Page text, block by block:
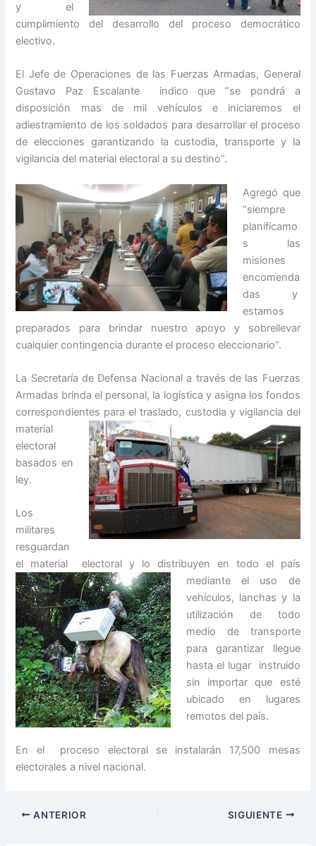
y el
cumplimiento del desarrollo del proceso democrático
electivo.
El Jefe de Operaciones de las Fuerzas Armadas, General
Gustavo Paz Escalante indico que “se pondrá a
disposición mas de mil vehículos e iniciaremos el
adiestramiento de los soldados para desarrollar el proceso
de elecciones garantizando la custodia, transporte y la
vigilancia del material electoral a su destino”.
Agregó que
“siempre
planificamo
s las
misiones
encomenda
das y
estamos
preparados para brindar nuestro apoyo y sobrellevar
cualquier contingencia durante el proceso eleccionario”.
La Secretaría de Defensa Nacional a través de las Fuerzas
Armadas brinda el personal, la logística y asigna los fondos
correspondientes para el traslado, custodia y vigilancia del
material
electoral
basados en
ley.
Los
militares
resguardan
el material electoral y lo distribuyen en todo el país
mediante el uso de
vehículos, lanchas y la
utilización de todo
medio de transporte
para garantizar llegue
hasta el lugar instruido
sin importar que esté
ubicado en lugares
remotos del país.
En el proceso electoral se instalarán 17,500 mesas
electorales a nivel nacional.
ANTERIOR SIGUIENTE